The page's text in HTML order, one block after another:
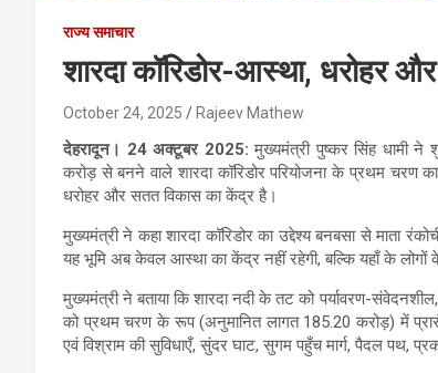
राज्य समाचार
शारदा कॉरिडोर-आस्था, धरोहर
October 24, 2025 Rajeev Mathew
देहरादून। 24 अक्टूबर 2025: मुख्यमंत्री पुष्कर सिंह धामी ने
करोड़ से बनने वाले शारदा कॉरिडोर परियोजना के प्रथम चरण
धरोहर और सतत विकास का केंद्र है।
मुख्यमंत्री ने कहा शारदा कॉरिडोर का उद्देश्य बनबसा से माता
यह भूमि अब केवल आस्था का केंद्र नहीं रहेगी, बल्कि यहाँ के लोगों
मुख्यमंत्री ने बताया कि शारदा नदी के तट को पर्यावरण-
को प्रथम चरण के रूप (अनुमानित लागत 185.20 करोड़) में
एवं विश्राम की सुविधाएँ, सुंदर घाट, सुगम पहुँच मार्ग, पैदल पथ,